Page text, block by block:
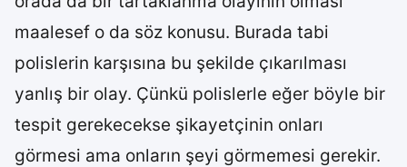
maalesef o da söz konusu. Burada tabi
polislerin karşısına bu şekilde çıkarılması
yanlış bir olay. Çünkü polislerle eğer böyle bir
tespit gerekecekse şikayetçinin onları
görmesi ama onların şeyi görmemesi gerekir.